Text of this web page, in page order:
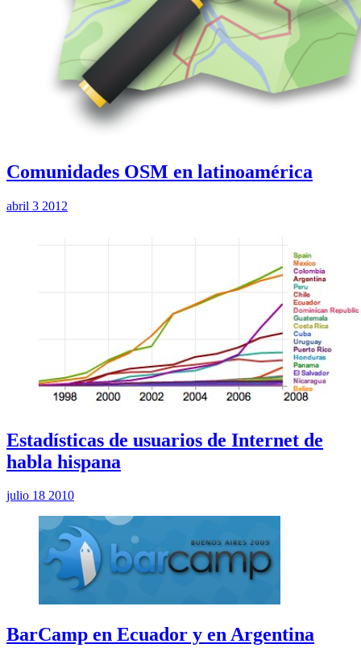
Comunidades OSM en latinoamérica
abril 3 2012
Estadísticas de usuarios de Internet de
habla hispana
julio 18 2010
BarCamp en Ecuador y en Argentina